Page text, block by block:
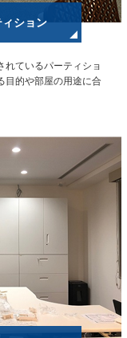
ィション
れているパーティショ
目的や部屋の用途に合